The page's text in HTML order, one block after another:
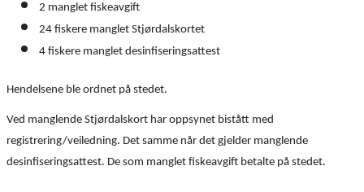
2 manglet fiskeavgift
24 fiskere manglet Stjørdalskortet
4 fiskere manglet desinfiseringsattest
Hendelsene ble ordnet på stedet.
Ved manglende Stjørdalskort har oppsynet bistått med
registrering/veiledning. Det samme når det gjelder manglende
desinfiseringsattest. De som manglet fiskeavgift betalte på stedet.